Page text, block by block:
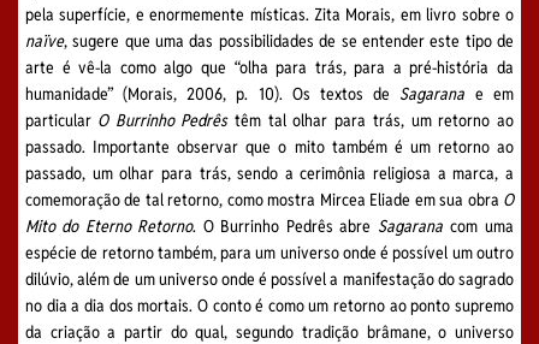
pela superfície, e enormemente místicas. Zita Morais, em livro sobre o
naïve, sugere que uma das possibilidades de se entender este tipo de
arte é vê-la como algo que “olha para trás, para a pré-história da
humanidade” (Morais, 2006, p. 10). Os textos de Sagarana e em
particular O Burrinho Pedrêstêm tal olhar para trás, um retorno ao
passado. Importante observar que o mito também é um retorno ao
passado, um olhar para trás, sendo a cerimônia religiosa a marca, a
comemoração de tal retorno, como mostra Mircea Eliade em sua obra O
Mito do Eterno Retorno. O Burrinho Pedrês abre Sagarana com uma
espécie de retorno também, para um universo onde é possível um outro
dilúvio, além de um universo onde é possível a manifestação do sagrado
no dia a dia dos mortais. O conto é como um retorno ao ponto supremo
da criação a partir do qual, segundo tradição brâmane, o universo